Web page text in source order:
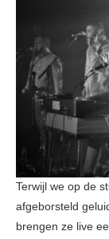
Terwijl we op de
afgeborsteld
brengen ze live